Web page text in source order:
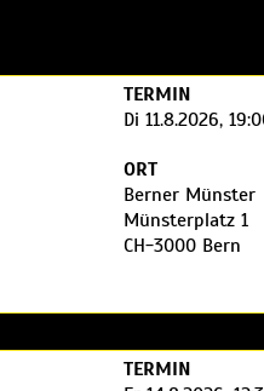
TERMIN
Di 11.8.2026,
ORT
Berner Münster
Münsterplatz 1
CH-3000 Bern
TERMIN